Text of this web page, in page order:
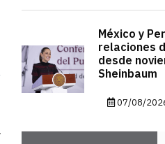
México y
relaciones
desde
Sheinbaum
07/08/